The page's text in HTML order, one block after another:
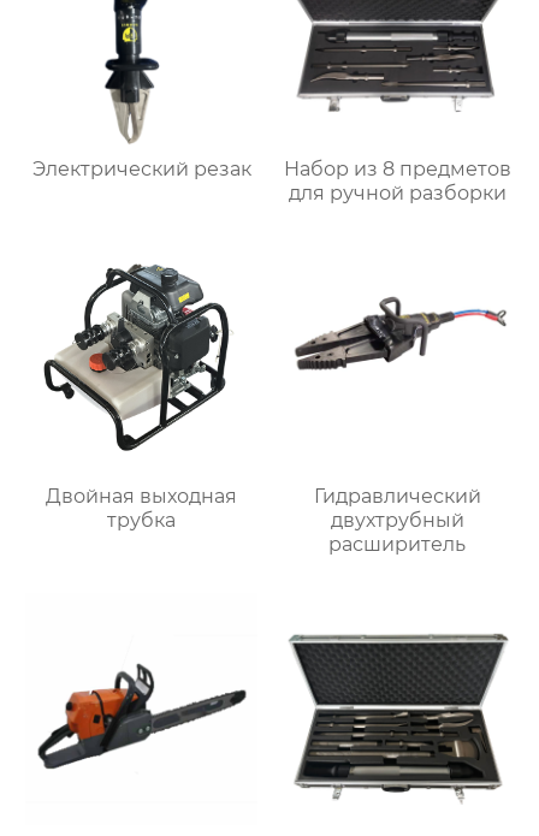
Электрический резак
Набор из 8 предметов
для ручной разборки
Двойная выходная
трубка
Гидравлический
двухтрубный
расширитель